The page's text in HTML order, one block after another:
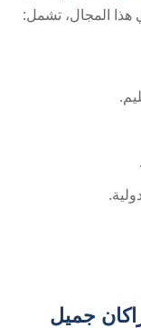
هذا المجال، تشمل:
جميل